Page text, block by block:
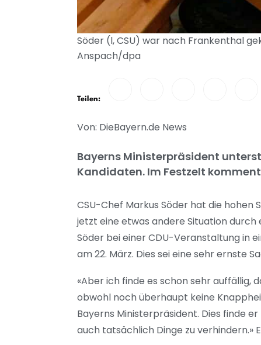
Söder (l, CSU) war nach Frankenthal
Anspach/dpa
Teilen:
Von: DieBayern.de News
Bayerns Ministerpräsident
Kandidaten. Im Festzelt
CSU-Chef Markus Söder hat die
jetzt eine etwas andere Situation durch
Söder bei einer CDU-Veranstaltung in
am 22. März. Dies sei eine sehr ernste
«Aber ich finde es schon sehr auffällig,
obwohl noch überhaupt keine
Bayerns Ministerpräsident. Dies finde
auch tatsächlich Dinge zu verhindern.»